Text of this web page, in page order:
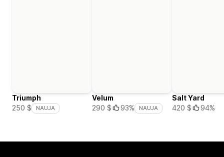
Triumph
250 $
NAUJA
Velum
290 $
93% NAUJA
Salt Yard
420 $
94%